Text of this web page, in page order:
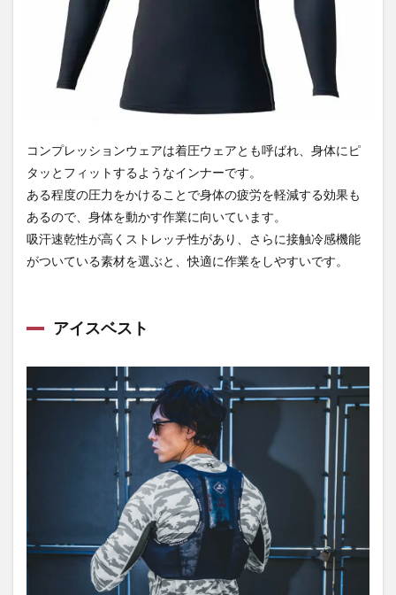
コンプレッションウェアは着圧ウェアとも呼ばれ、身体にピ
タッとフィットするようなインナーです。
ある程度の圧力をかけることで身体の疲労を軽減する効果も
あるので、身体を動かす作業に向いています。
吸汗速乾性が高くストレッチ性があり、さらに接触冷感機能
がついている素材を選ぶと、快適に作業をしやすいです。
アイスベスト